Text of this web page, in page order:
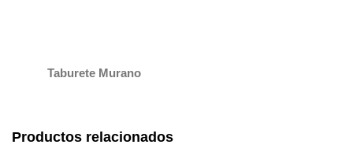
Taburete Murano
Productos relacionados